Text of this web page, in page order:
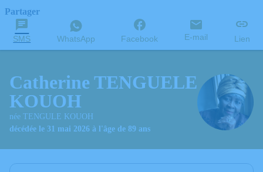
Partager
SMS WhatsApp Facebook E-mail Lien
Catherine TENGUELE
KOUOH
née TENGULE KOUOH
décédée le 31 mai 2026 à l'âge de 89 ans